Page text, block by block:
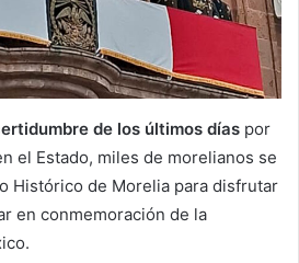
de los últimos días por
el Estado, miles de morelianos se
Histórico de Morelia para disfrutar
en conmemoración de la